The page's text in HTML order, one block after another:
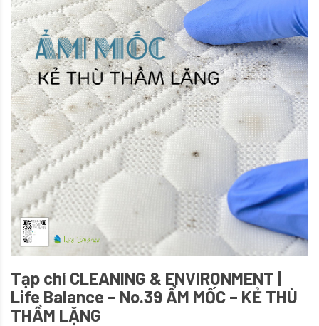
Tạp chí CLEANING & ENVIRONMENT |
Life Balance – No.39 ẨM MỐC – KẺ THÙ
THẦM LẶNG